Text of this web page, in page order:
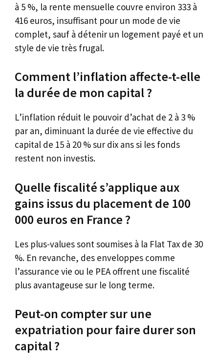
à 5 %, la rente mensuelle couvre environ 333 à
416 euros, insuffisant pour un mode de vie
complet, sauf à détenir un logement payé et un
style de vie très frugal.
Comment l’inflation affecte-t-elle
la durée de mon capital ?
L’inflation réduit le pouvoir d’achat de 2 à 3 %
par an, diminuant la durée de vie effective du
capital de 15 à 20 % sur dix ans si les fonds
restent non investis.
Quelle fiscalité s’applique aux
gains issus du placement de 100
000 euros en France ?
Les plus-values sont soumises à la Flat Tax de 30
%. En revanche, des enveloppes comme
l’assurance vie ou le PEA offrent une fiscalité
plus avantageuse sur le long terme.
Peut-on compter sur une
expatriation pour faire durer son
capital ?